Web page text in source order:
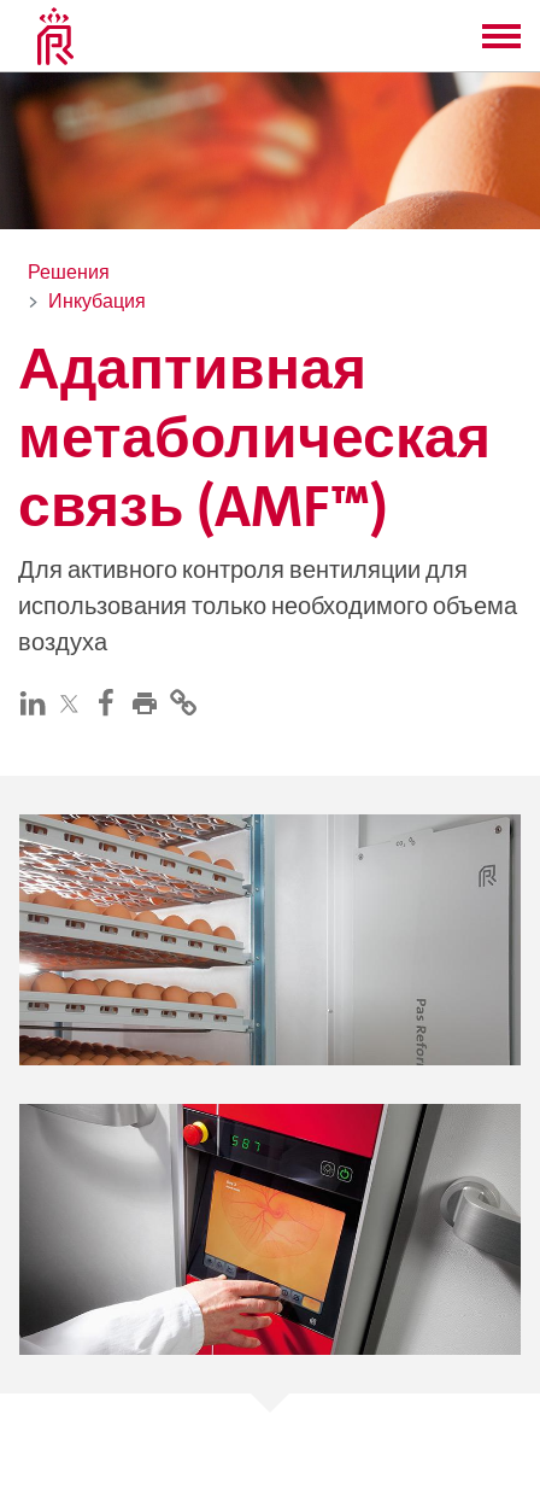
Решения
Инкубация
Адаптивная
метаболическая
связь (AMF™)
Для активного контроля вентиляции для
использования только необходимого объема
воздуха